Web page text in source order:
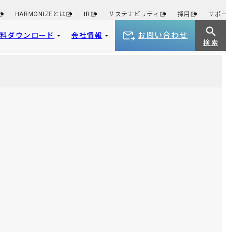
HARMONIZEとは IR サステナビリティ 採用 サポ
ダウンロード 会社情報 お問い合わせ
検 索